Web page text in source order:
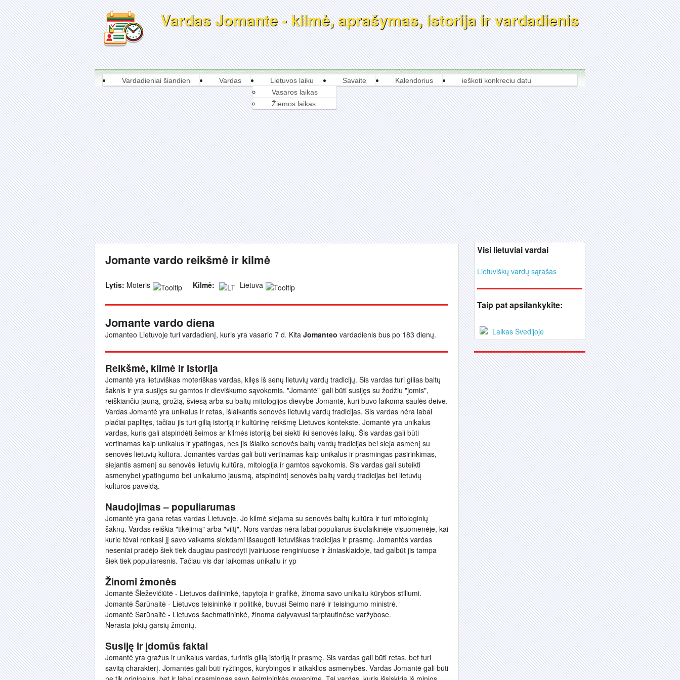
Vardas Jomante - kilmė, aprašymas, istorija ir vardadienis
Vardadieniai šiandien Vardas
Lietuvos laiku
Vasaros laikas
Žiemos laikas
Savaite Kalendorius ieškoti konkreciu datu
Jomante vardo reikšmė ir kilmė
Lytis: Moteris Kilmė: Lietuva
Jomante vardo diena
Jomanteo Lietuvoje turi vardadienį, kuris yra vasario 7 d. Kita Jomanteo vardadienis bus po 183 dienų.
Reikšmė, kilmė ir istorija
Jomantė yra lietuviškas moteriškas vardas, kilęs iš senų lietuvių vardų tradicijų. Šis vardas turi gilias baltų
šaknis ir yra susijęs su gamtos ir dieviškumo sąvokomis. "Jomantė" gali būti susijęs su žodžiu "jomis",
reiškiančiu jauną, grožią, šviesą arba su baltų mitologijos dievybe Jomantė, kuri buvo laikoma saulės deive.
Vardas Jomantė yra unikalus ir retas, išlaikantis senovės lietuvių vardų tradicijas. Šis vardas nėra labai
plačiai paplitęs, tačiau jis turi gilią istoriją ir kultūrinę reikšmę Lietuvos kontekste. Jomantė yra unikalus
vardas, kuris gali atspindėti šeimos ar kilmės istoriją bei siekti iki senovės laikų. Šis vardas gali būti
vertinamas kaip unikalus ir ypatingas, nes jis išlaiko senovės baltų vardų tradicijas bei sieja asmenį su
senovės lietuvių kultūra. Jomantės vardas gali būti vertinamas kaip unikalus ir prasmingas pasirinkimas,
siejantis asmenį su senovės lietuvių kultūra, mitologija ir gamtos sąvokomis. Šis vardas gali suteikti
asmenybei ypatingumo bei unikalumo jausmą, atspindintį senovės baltų vardų tradicijas bei lietuvių
kultūros paveldą.
Naudojimas – populiarumas
Jomantė yra gana retas vardas Lietuvoje. Jo kilmė siejama su senovės baltų kultūra ir turi mitologinių
šaknų. Vardas reiškia "tikėjimą" arba "viltį". Nors vardas nėra labai populiarus šiuolaikinėje visuomenėje, kai
kurie tėvai renkasi jį savo vaikams siekdami išsaugoti lietuviškas tradicijas ir prasmę. Jomantės vardas
neseniai pradėjo šiek tiek daugiau pasirodyti įvairiuose renginiuose ir žiniasklaidoje, tad galbūt jis tampa
šiek tiek populiaresnis. Tačiau vis dar laikomas unikaliu ir yp
Žinomi žmonės
Jomantė Šleževičiūtė - Lietuvos dailininkė, tapytoja ir grafikė, žinoma savo unikaliu kūrybos stiliumi.
Jomantė Šarūnaitė - Lietuvos teisininkė ir politikė, buvusi Seimo narė ir teisingumo ministrė.
Jomantė Šarūnaitė - Lietuvos šachmatininkė, žinoma dalyvavusi tarptautinėse varžybose.
Nerasta jokių garsių žmonių.
Susiję ir įdomūs faktai
Jomantė yra gražus ir unikalus vardas, turintis gilią istoriją ir prasmę. Šis vardas gali būti retas, bet turi
savitą charakterį. Jomantės gali būti ryžtingos, kūrybingos ir atkaklios asmenybės. Vardas Jomantė gali būti
Visi lietuviai vardai
Lietuviškų vardų sąrašas
Taip pat apsilankykite:
Laikas Švedijoje